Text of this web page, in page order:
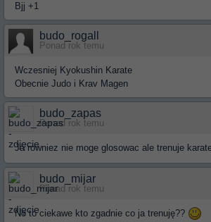
Bjj +1
budo_rogall
Ponad rok temu
Wczesniej Kyokushin Karate
Obecnie Judo i Krav Magen
budo_zapas
Ponad rok temu
Ja rowniez nie moge glosowac ale trenuje
budo_mijar
Ponad rok temu
No to ciekawe kto zgadnie co ja trenuję??